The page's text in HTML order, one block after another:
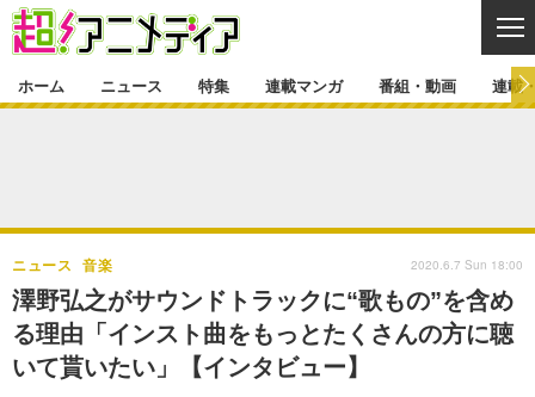
ゲーム・アプリ マンガ
グッズ イベント
声優
特集一覧 カバー
ラキりす
連載マンガ
連載マンガ一覧 連載一覧
番組・動画
番組・動画一覧 ラジオ
動画
連載・ブログ
連載・ブログ一覧
ホーム ニュース 特集 連載マンガ 番組・動画 連載
澤野弘之がサウンドトラックに“歌もの”を含め
る理由「インスト曲をもっとたくさんの方に聴
いて貰いたい」【インタビュー】
ニュース 音楽 2020.6.7 Sun 18:00